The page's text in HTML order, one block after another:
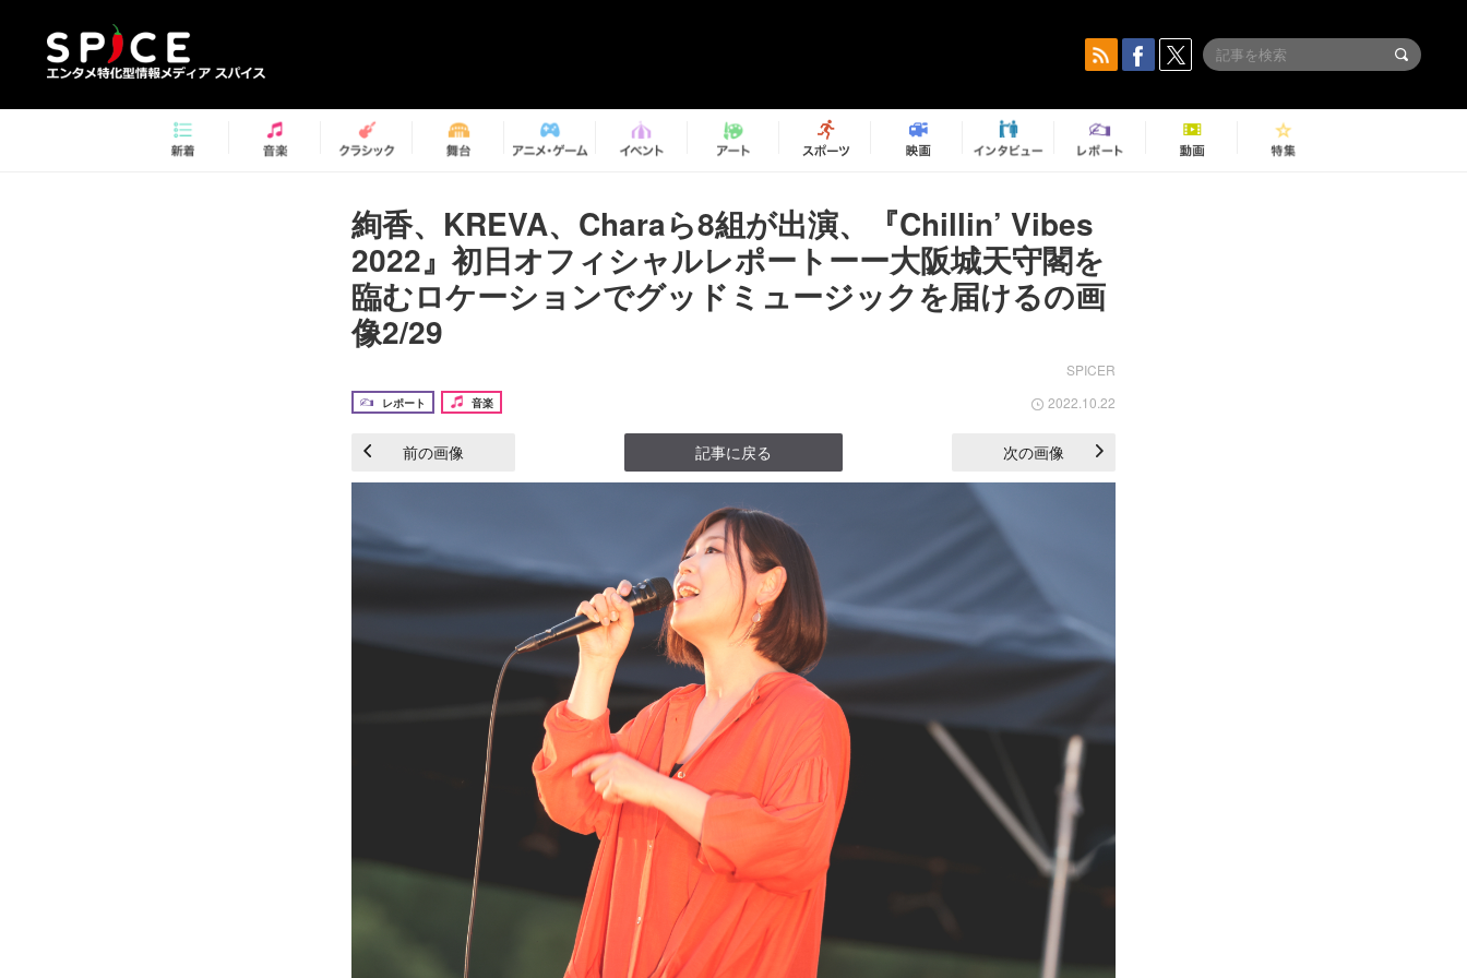
絢香、KREVA、Charaら8組が出演、『Chillin’ Vibes
2022』初日オフィシャルレポートーー大阪城天守閣を
臨むロケーションでグッドミュージックを届けるの画
像2/29
SPICER
レポート 音楽 2022.10.22
前の画像 記事に戻る 次の画像